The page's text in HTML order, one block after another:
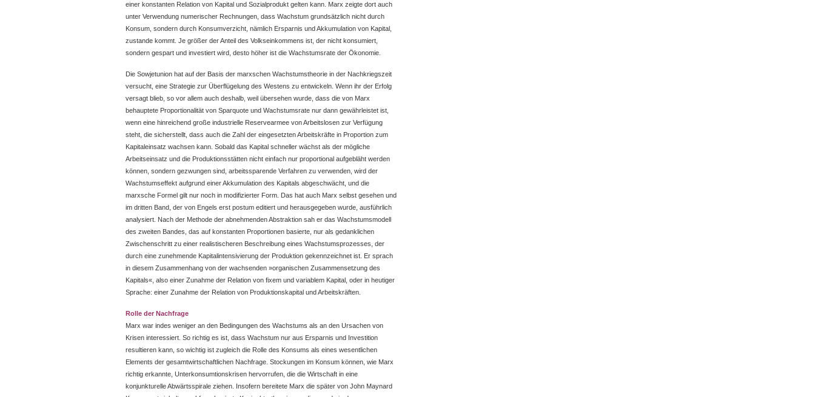
einer konstanten Relation von Kapital und Sozialprodukt gelten kann. Marx zeigte dort auch
unter Verwendung numerischer Rechnungen, dass Wachstum grundsätzlich nicht durch
Konsum, sondern durch Konsumverzicht, nämlich Ersparnis und Akkumulation von Kapital,
zustande kommt. Je größer der Anteil des Volkseinkommens ist, der nicht konsumiert,
sondern gespart und investiert wird, desto höher ist die Wachstumsrate der Ökonomie.
Die Sowjetunion hat auf der Basis der marxschen Wachstumstheorie in der Nachkriegszeit
versucht, eine Strategie zur Überflügelung des Westens zu entwickeln. Wenn ihr der Erfolg
versagt blieb, so vor allem auch deshalb, weil übersehen wurde, dass die von Marx
behauptete Proportionalität von Sparquote und Wachstumsrate nur dann gewährleistet ist,
wenn eine hinreichend große industrielle Reservearmee von Arbeitslosen zur Verfügung
steht, die sicherstellt, dass auch die Zahl der eingesetzten Arbeitskräfte in Proportion zum
Kapitaleinsatz wachsen kann. Sobald das Kapital schneller wächst als der mögliche
Arbeitseinsatz und die Produktionsstätten nicht einfach nur proportional aufgebläht werden
können, sondern gezwungen sind, arbeitssparende Verfahren zu verwenden, wird der
Wachstumseffekt aufgrund einer Akkumulation des Kapitals abgeschwächt, und die
marxsche Formel gilt nur noch in modifizierter Form. Das hat auch Marx selbst gesehen und
im dritten Band, der von Engels erst postum editiert und herausgegeben wurde, ausführlich
analysiert. Nach der Methode der abnehmenden Abstraktion sah er das Wachstumsmodell
des zweiten Bandes, das auf konstanten Proportionen basierte, nur als gedanklichen
Zwischenschritt zu einer realistischeren Beschreibung eines Wachstumsprozesses, der
durch eine zunehmende Kapitalintensivierung der Produktion gekennzeichnet ist. Er sprach
in diesem Zusammenhang von der wachsenden »organischen Zusammensetzung des
Kapitals«, also einer Zunahme der Relation von fixem und variablem Kapital, oder in heutiger
Sprache: einer Zunahme der Relation von Produktionskapital und Arbeitskräften.
Rolle der Nachfrage
Marx war indes weniger an den Bedingungen des Wachstums als an den Ursachen von
Krisen interessiert. So richtig es ist, dass Wachstum nur aus Ersparnis und Investition
resultieren kann, so wichtig ist zugleich die Rolle des Konsums als eines wesentlichen
Elements der gesamtwirtschaftlichen Nachfrage. Stockungen im Konsum können, wie Marx
richtig erkannte, Unterkonsumtionskrisen hervorrufen, die die Wirtschaft in eine
konjunkturelle Abwärtsspirale ziehen. Insofern bereitete Marx die später von John Maynard